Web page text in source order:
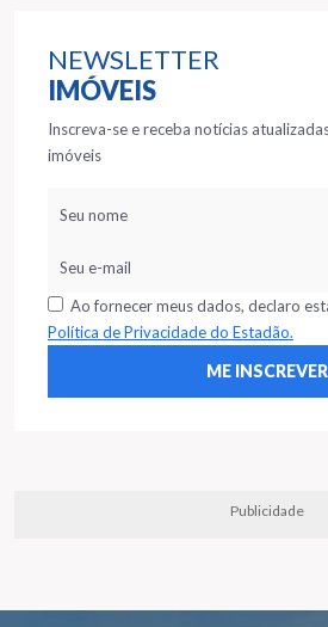
NEWSLETTER
IMÓVEIS
Inscreva-se e receba notícias
imóveis
Ao fornecer meus dados, declaro
Política de Privacidade do Estadão.
Publicidade